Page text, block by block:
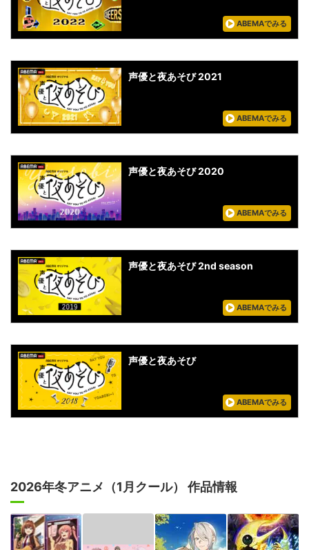
ABEMAでみる
声優と夜あそび 2021
ABEMAでみる
声優と夜あそび 2020
ABEMAでみる
声優と夜あそび 2nd season
ABEMAでみる
声優と夜あそび
ABEMAでみる
2026年冬アニメ（1月クール） 作品情報